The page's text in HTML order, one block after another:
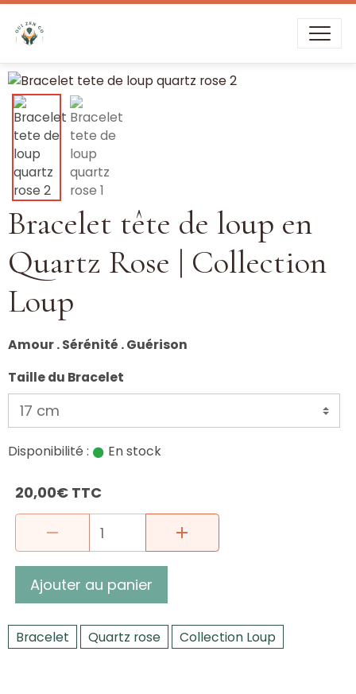
Bracelet tête de loup en
Quartz Rose | Collection
Loup
Amour . Sérénité . Guérison
Taille du Bracelet
Disponibilité : En stock
20,00€ TTC
Ajouter au panier
Bracelet Quartz rose Collection Loup